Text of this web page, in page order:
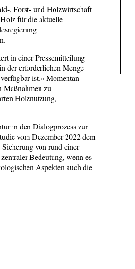
, Forst- und Holzwirtschaft
für die aktuelle
in einer Pressemitteilung
der erforderlichen Menge
ist.« Momentan
Maßnahmen zu
Holznutzung,
in den Dialogprozess zur
vom Dezember 2022 dem
von rund einer
Bedeutung, wenn es
Aspekten auch die